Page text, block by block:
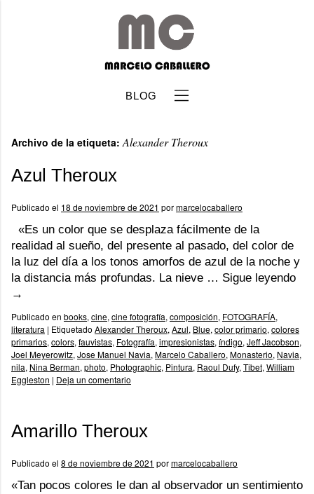
BLOG
Archivo de la etiqueta:Alexander Theroux
Azul Theroux
Publicado el 18 de noviembre de 2021 pormarcelocaballero
«Es un color que se desplaza fácilmente de la
realidad al sueño, del presente al pasado, del color de
la luz del día a los tonos amorfos de azul de la noche y
la distancia más profundas. La nieve … Sigue leyendo
→
Publicado en books, cine, cine fotografía, composición, FOTOGRAFÍA,
literatura | Etiquetado Alexander Theroux, Azul, Blue, color primario, colores
primarios, colors, fauvistas, Fotografía, impresionistas, índigo, Jeff Jacobson,
Joel Meyerowitz, Jose Manuel Navia, Marcelo Caballero, Monasterio, Navia,
nila, Nina Berman, photo, Photographic, Pintura, Raoul Dufy, Tibet, William
Eggleston | Deja un comentario
Amarillo Theroux
Publicado el 8 de noviembre de 2021 pormarcelocaballero
«Tan pocos colores le dan al observador un sentimiento